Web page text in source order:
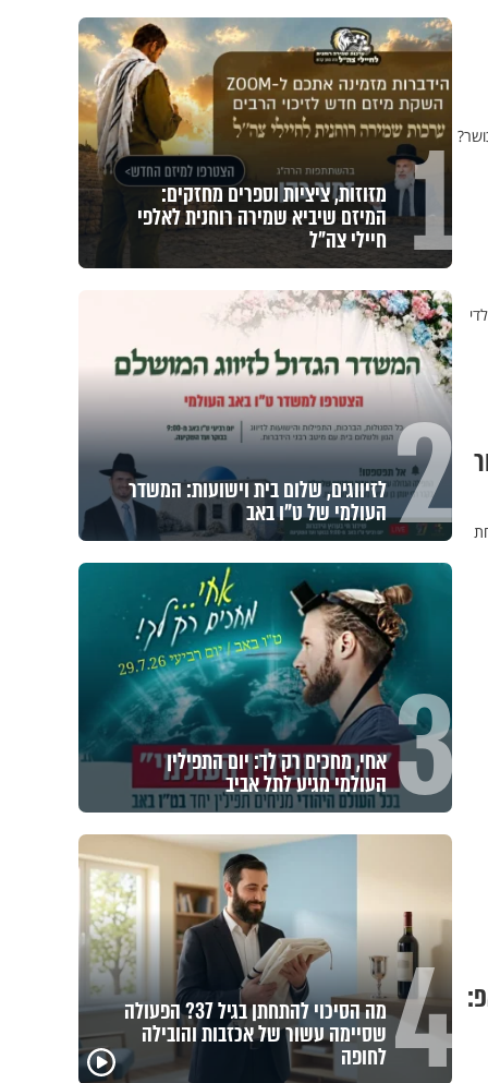
כושר?
עם חיית מחמד ומה ההבדל בין ילדי שנת 1987 לילדי
1 מזוזות, ציציות וספרים מחזקים:
המיזם שיביא שמירה רוחנית לאלפי
חיילי צה"ל
2 לזיווגים, שלום בית וישועות: המשדר
העולמי של ט"ו באב
3 אחי, מחכים רק לך: יום התפילין
העולמי מגיע לתל אביב
4 מה הסיכוי להתחתן בגיל 37? הפעולה
שסיימה עשור של אכזבות והובילה
לחופה